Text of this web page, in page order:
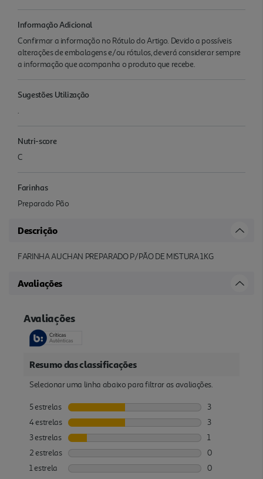
Informação Adicional
Confirmar a informação no Rótulo do Artigo. Devido a possíveis
alterações de embalagens e/ou rótulos, deverá considerar sempre
a informação que acompanha o produto que recebe.
Sugestões Utilização
.
Nutri-score
C
Farinhas
Preparado Pão
Descrição
FARINHA AUCHAN PREPARADO P/PÃO DE MISTURA 1KG
Avaliações